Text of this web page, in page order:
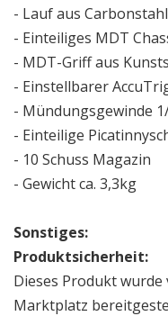
- Lauf aus
- Einteiliges MDT
- MDT-Griff aus
- Einstellbarer
- Mündungsgewinde
- Einteilige
- 10 Schuss Magazin
- Gewicht ca. 3,3kg
Sonstiges:
Produktsicherheit:
Dieses Produkt wurde
Marktplatz